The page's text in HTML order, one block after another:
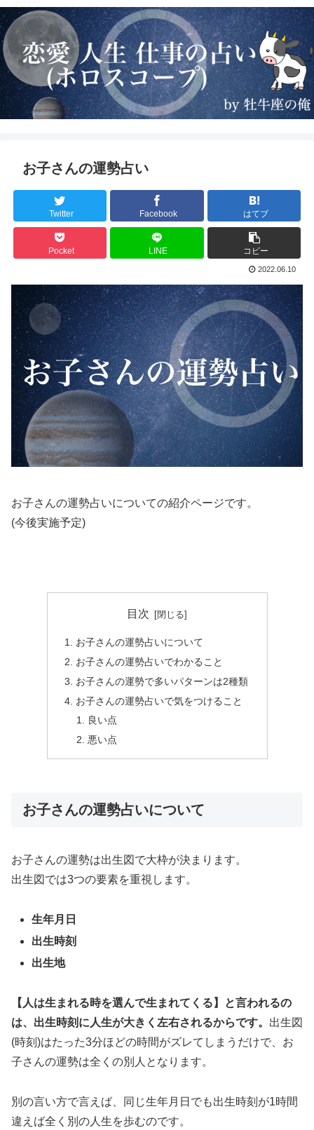
お子さんの運勢占い
Twitter Facebook はてブ
Pocket LINE コピー
2022.06.10
お子さんの運勢占いについての紹介ページです。
(今後実施予定)
目次
お子さんの運勢占いについて
お子さんの運勢占いでわかること
お子さんの運勢で多いパターンは2種類
お子さんの運勢占いで気をつけること
良い点
悪い点
お子さんの運勢占いについて
お子さんの運勢は出生図で大枠が決まります。
出生図では3つの要素を重視します。
生年月日
出生時刻
出生地
【人は生まれる時を選んで生まれてくる】と言われるの
は、出生時刻に人生が大きく左右されるからです。 出生図
(時刻)はたった3分ほどの時間がズレてしまうだけで、お
子さんの運勢は全くの別人となります。
別の言い方で言えば、同じ生年月日でも出生時刻が1時間
違えば全く別の人生を歩むのです。